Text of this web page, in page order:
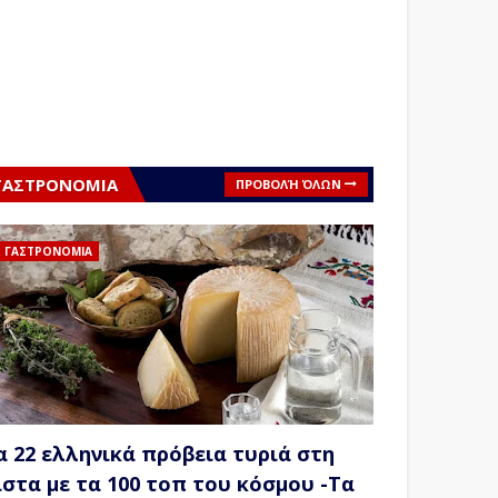
ΠΡΟΒΟΛΉ ΌΛΩΝ
ΓΑΣΤΡΟΝΟΜΙΑ
22 ελληνικά πρόβεια τυριά στη
με τα 100 τοπ του κόσμου -Τα